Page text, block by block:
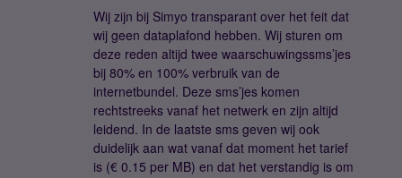
Wij zijn bij Simyo transparant over het feit dat
wij geen dataplafond hebben. Wij sturen om
deze reden altijd twee waarschuwingssms’jes
bij 80% en 100% verbruik van de
internetbundel. Deze sms’jes komen
rechtstreeks vanaf het netwerk en zijn altijd
leidend. In de laatste sms geven wij ook
duidelijk aan wat vanaf dat moment het tarief
is (€ 0.15 per MB) en dat het verstandig is om